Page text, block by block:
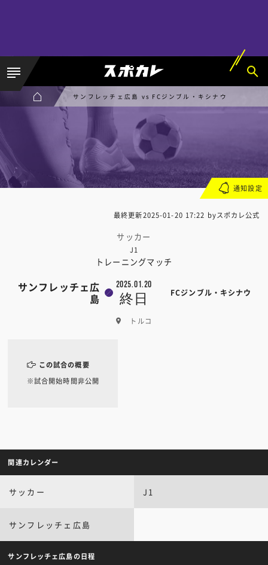
サンフレッチェ広島 vs FCジンブル・キシナウ
最終更新2025-01-20 17:22 byスポカレ公式
サッカー
J1
トレーニングマッチ
サンフレッチェ広
島
2025.01.20
終日 FCジンブル・キシナウ
トルコ
通知設定
この試合の概要
※試合開始時間非公開
関連カレンダー
サッカー J1
サンフレッチェ広島
サンフレッチェ広島の日程